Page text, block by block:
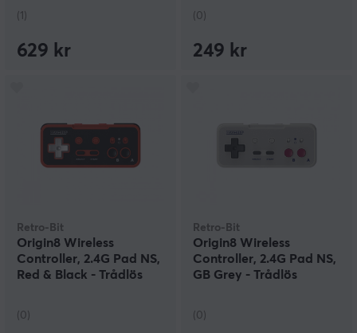
(1)
629 kr
(0)
249 kr
Retro-Bit
Origin8 Wireless
Controller, 2.4G Pad NS,
Red & Black - Trådlös
(0)
Retro-Bit
Origin8 Wireless
Controller, 2.4G Pad NS,
GB Grey - Trådlös
(0)